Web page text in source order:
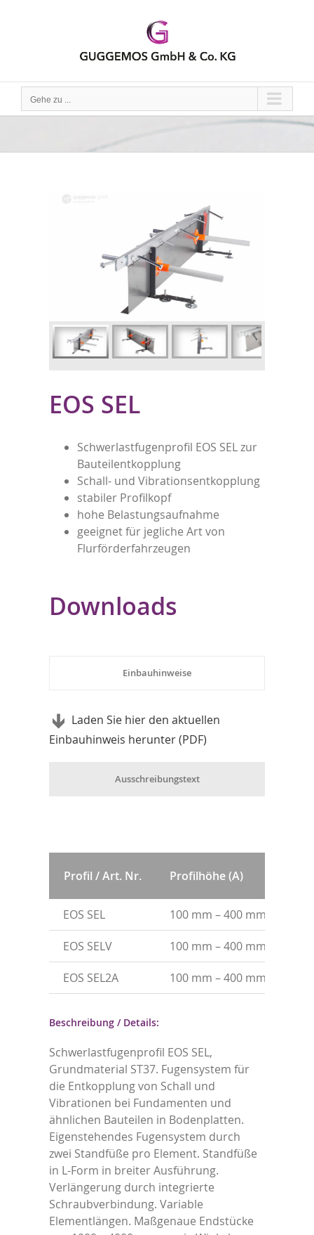
Gehe zu ...
EOS SEL
Schwerlastfugenprofil EOS SEL zur
Bauteilentkopplung
Schall- und Vibrationsentkopplung
stabiler Profilkopf
hohe Belastungsaufnahme
geeignet für jegliche Art von
Flurförderfahrzeugen
Downloads
Einbauhinweise
Laden Sie hier den aktuellen
Einbauhinweis herunter (PDF)
Ausschreibungstext
Profil / Art. Nr. Profilhöhe (A)
EOS SEL 100 mm – 400 mm
EOS SELV 100 mm – 400 mm
EOS SEL2A 100 mm – 400 mm
Beschreibung / Details:
Schwerlastfugenprofil EOS SEL,
Grundmaterial ST37. Fugensystem für
die Entkopplung von Schall und
Vibrationen bei Fundamenten und
ähnlichen Bauteilen in Bodenplatten.
Eigenstehendes Fugensystem durch
zwei Standfüße pro Element. Standfüße
in L-Form in breiter Ausführung.
Verlängerung durch integrierte
Schraubverbindung. Variable
Elementlängen. Maßgenaue Endstücke